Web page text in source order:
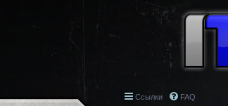
Ссылки FAQ